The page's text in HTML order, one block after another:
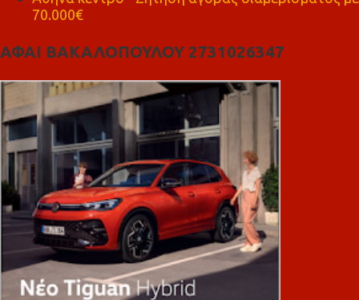
70.000€
ΑΦΑΙ ΒΑΚΑΛΟΠΟΥΛΟΥ 2731026347